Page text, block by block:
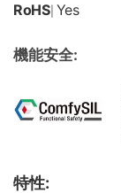
RoHS| Yes
機能安全:
特性: